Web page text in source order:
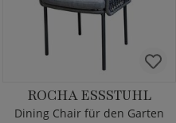
ROCHA ESSSTUHL
Dining Chair für den Garten